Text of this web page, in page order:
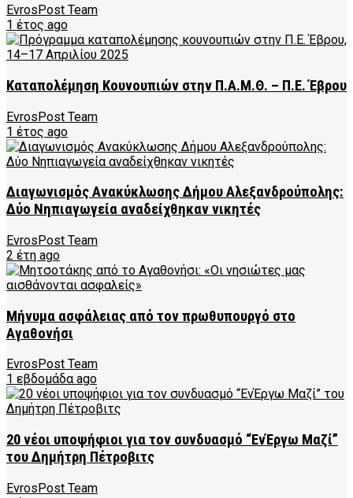
EvrosPost Team
1 έτος ago
Καταπολέμηση Κουνουπιών στην Π.Α.Μ.Θ. – Π.Ε. Έβρου
EvrosPost Team
1 έτος ago
Διαγωνισμός Ανακύκλωσης Δήμου Αλεξανδρούπολης:
Δύο Νηπιαγωγεία αναδείχθηκαν νικητές
EvrosPost Team
2 έτη ago
Μήνυμα ασφάλειας από τον πρωθυπουργό στο
Αγαθονήσι
EvrosPost Team
1 εβδομάδα ago
20 νέοι υποψήφιοι για τον συνδυασμό “ΕνΈργω Μαζί”
του Δημήτρη Πέτροβιτς
EvrosPost Team